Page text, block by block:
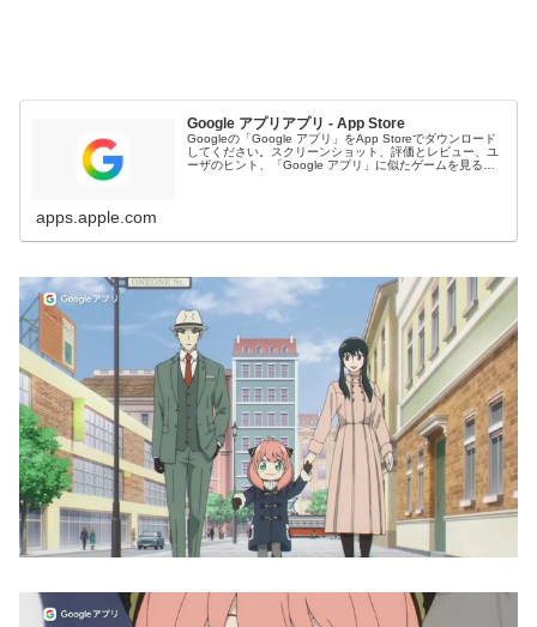
Google アプリアプリ - App Store
Googleの「Google アプリ」をApp Storeでダウンロード
してください。スクリーンショット、評価とレビュー、ユ
ーザのヒント、「Google アプリ」に似たゲームを見るこ
apps.apple.com